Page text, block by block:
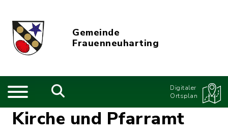
Gemeinde
Frauenneuharting
Digitaler
Ortsplan
Kirche und Pfarramt